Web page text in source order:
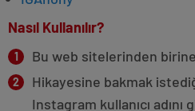
Nasıl Kullanılır?
Bu web sitelerinden
Hikayesine bakmak
Instagram kullanıcı adını